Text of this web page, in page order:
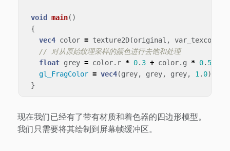
void main()
{
vec4 color = texture2D(original , var_texcoord0
// 对从原始纹理采样的颜色进行去饱和处理
float grey = color. r * 0. 3 + color. g * 0. 59
gl_FragColor = vec4(grey, grey, grey, 1 . 0);
}
现在我们已经有了带有材质和着色器的四边形模型。
我们只需要将其绘制到屏幕帧缓冲区。